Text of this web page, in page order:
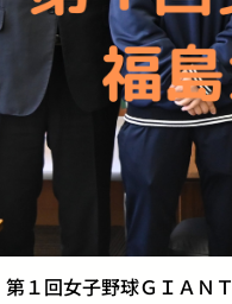
第１回女子野球ＧＩＡＮ